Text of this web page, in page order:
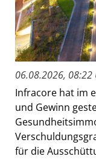
06.08.2026, 08:22
Infracore hat im
und Gewinn
für die